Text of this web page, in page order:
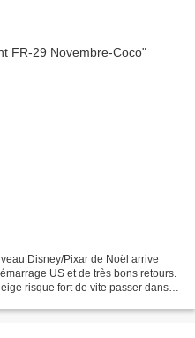
Disney/Pixar de Noël arrive
US et de très bons retours.
risque fort de vite passer dans